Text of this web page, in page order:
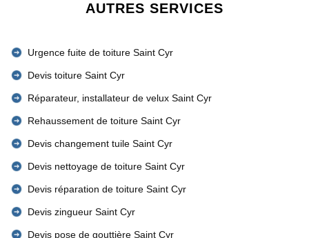
AUTRES SERVICES
Urgence fuite de toiture Saint Cyr
Devis toiture Saint Cyr
Réparateur, installateur de velux Saint Cyr
Rehaussement de toiture Saint Cyr
Devis changement tuile Saint Cyr
Devis nettoyage de toiture Saint Cyr
Devis réparation de toiture Saint Cyr
Devis zingueur Saint Cyr
Devis pose de gouttière Saint Cyr